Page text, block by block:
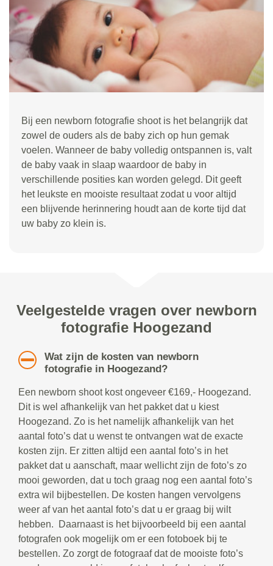
Bij een newborn fotografie shoot is het belangrijk dat
zowel de ouders als de baby zich op hun gemak
voelen. Wanneer de baby volledig ontspannen is, valt
de baby vaak in slaap waardoor de baby in
verschillende posities kan worden gelegd. Dit geeft
het leukste en mooiste resultaat zodat u voor altijd
een blijvende herinnering houdt aan de korte tijd dat
uw baby zo klein is.
Veelgestelde vragen over newborn
fotografie Hoogezand
Wat zijn de kosten van newborn
fotografie in Hoogezand?
Een newborn shoot kost ongeveer €169,- Hoogezand.
Dit is wel afhankelijk van het pakket dat u kiest
Hoogezand. Zo is het namelijk afhankelijk van het
aantal foto’s dat u wenst te ontvangen wat de exacte
kosten zijn. Er zitten altijd een aantal foto’s in het
pakket dat u aanschaft, maar wellicht zijn de foto’s zo
mooi geworden, dat u toch graag nog een aantal foto’s
extra wil bijbestellen. De kosten hangen vervolgens
weer af van het aantal foto’s dat u er graag bij wilt
hebben. Daarnaast is het bijvoorbeeld bij een aantal
fotografen ook mogelijk om er een fotoboek bij te
bestellen. Zo zorgt de fotograaf dat de mooiste foto’s